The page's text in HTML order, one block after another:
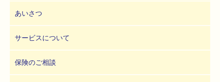
あいさつ
サービスについて
保険のご相談